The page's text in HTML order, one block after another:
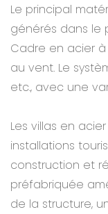
Le principal
générés dans le
Cadre en acier
au vent. Le
etc., avec une
Les villas en
installations
construction et
préfabriquée
de la structure,